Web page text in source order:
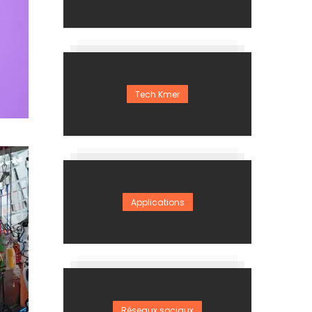
Tech Kmer
Applications